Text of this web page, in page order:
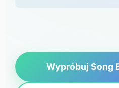
Wypróbuj Song